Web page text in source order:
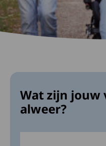
Wat zijn jouw
alweer?